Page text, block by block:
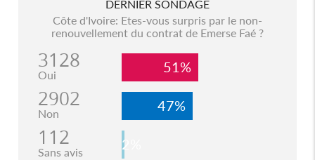
DERNIER SONDAGE
Côte d'Ivoire: Etes-vous surpris par le non-
renouvellement du contrat de Emerse Faé ?
3128
Oui 51%
2902
Non 47%
112
Sans avis 2%